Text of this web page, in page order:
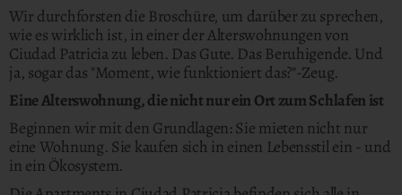
Wir durchforsten die Broschüre, um darüber zu sprechen,
wie es wirklich ist, in einer der Alterswohnungen von
Ciudad Patricia zu leben. Das Gute. Das Beruhigende. Und
ja, sogar das "Moment, wie funktioniert das?"-Zeug.
Eine Alterswohnung, die nicht nur ein Ort zum Schlafen ist
Beginnen wir mit den Grundlagen: Sie mieten nicht nur
eine Wohnung. Sie kaufen sich in einen Lebensstil ein - und
in ein Ökosystem.